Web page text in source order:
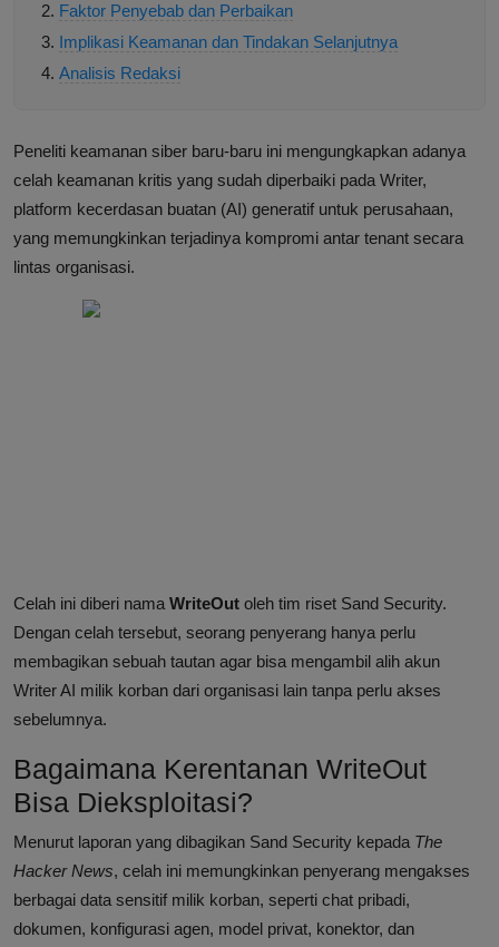
Faktor Penyebab dan Perbaikan
Implikasi Keamanan dan Tindakan Selanjutnya
Analisis Redaksi
Peneliti keamanan siber baru-baru ini mengungkapkan adanya
celah keamanan kritis yang sudah diperbaiki pada Writer,
platform kecerdasan buatan (AI) generatif untuk perusahaan,
yang memungkinkan terjadinya kompromi antar tenant secara
lintas organisasi.
Celah ini diberi nama WriteOut oleh tim riset Sand Security.
Dengan celah tersebut, seorang penyerang hanya perlu
membagikan sebuah tautan agar bisa mengambil alih akun
Writer AI milik korban dari organisasi lain tanpa perlu akses
sebelumnya.
Bagaimana Kerentanan WriteOut
Bisa Dieksploitasi?
Menurut laporan yang dibagikan Sand Security kepada The
Hacker News, celah ini memungkinkan penyerang mengakses
berbagai data sensitif milik korban, seperti chat pribadi,
dokumen, konfigurasi agen, model privat, konektor, dan